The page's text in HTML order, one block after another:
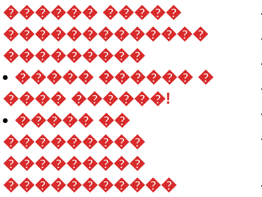
������ �����
�������������
���������
����� ������ �
���� ������!
����� ��
���������
���������
�����������